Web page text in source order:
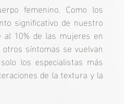
femenino. Como los
significativo de nuestro
10% de las mujeres en
síntomas se vuelvan
los especialistas más
de la textura y la